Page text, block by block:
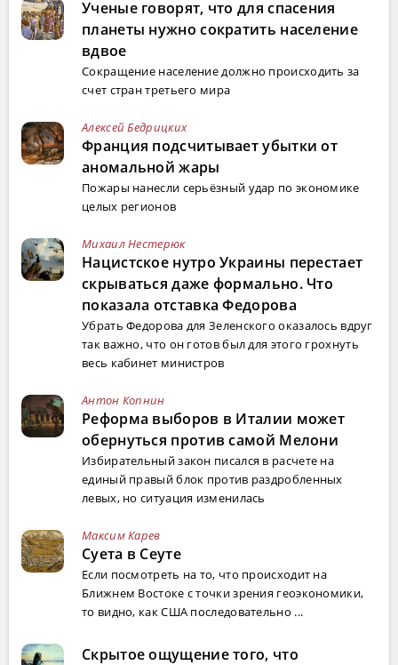
Ученые говорят, что для спасения
планеты нужно сократить население
вдвое
Сокращение население должно происходить за
счет стран третьего мира
Алексей Бедрицких
Франция подсчитывает убытки от
аномальной жары
Пожары нанесли серьёзный удар по экономике
целых регионов
Михаил Нестерюк
Нацистское нутро Украины перестает
скрываться даже формально. Что
показала отставка Федорова
Убрать Федорова для Зеленского оказалось вдруг
так важно, что он готов был для этого грохнуть
весь кабинет министров
Антон Копнин
Реформа выборов в Италии может
обернуться против самой Мелони
Избирательный закон писался в расчете на
единый правый блок против раздробленных
левых, но ситуация изменилась
Максим Карев
Суета в Сеуте
Если посмотреть на то, что происходит на
Ближнем Востоке с точки зрения геоэкономики,
то видно, как США последовательно ...
Скрытое ощущение того, что